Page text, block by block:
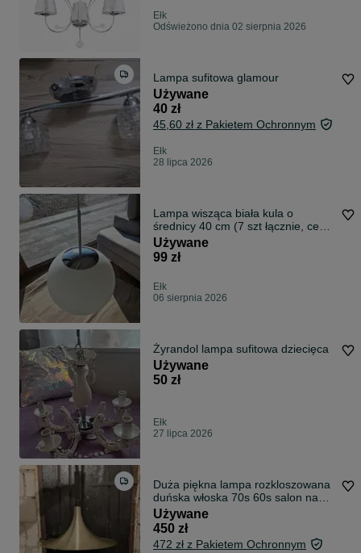
Ełk
Odświeżono dnia 02 sierpnia 2026
Lampa sufitowa glamour
Używane
40 zł
45,60 zł z Pakietem Ochronnym
Ełk
28 lipca 2026
Lampa wisząca biała kula o
średnicy 40 cm (7 szt łącznie, cena
za szt)
Używane
99 zł
Ełk
06 sierpnia 2026
Żyrandol lampa sufitowa dziecięca
Używane
50 zł
Ełk
27 lipca 2026
Duża piękna lampa rozkloszowana
duńska włoska 70s 60s salon nad
stół ponadczasowa piękna
metalowa złota szczotkowania
regulowana elegancka prosta
Używane
450 zł
472 zł z Pakietem Ochronnym